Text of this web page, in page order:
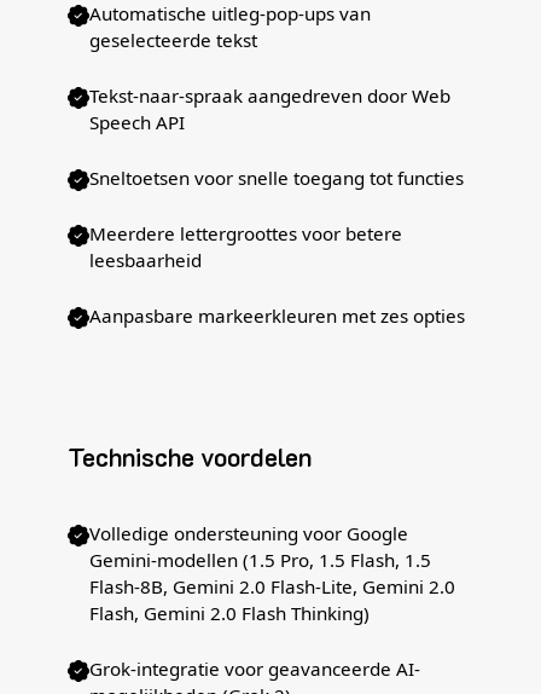
Automatische uitleg-pop-ups van
geselecteerde tekst
Tekst-naar-spraak aangedreven door Web
Speech API
Sneltoetsen voor snelle toegang tot functies
Meerdere lettergroottes voor betere
leesbaarheid
Aanpasbare markeerkleuren met zes opties
Technische voordelen
Volledige ondersteuning voor Google
Gemini-modellen (1.5 Pro, 1.5 Flash, 1.5
Flash-8B, Gemini 2.0 Flash-Lite, Gemini 2.0
Flash, Gemini 2.0 Flash Thinking)
Grok-integratie voor geavanceerde AI-